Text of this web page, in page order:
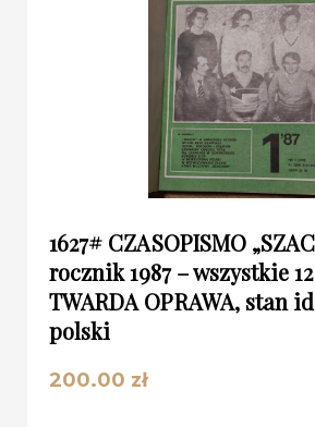
1627# CZASOPISMO
rocznik 1987 – wszystkie
TWARDA OPRAWA, stan
polski
200.00 zł